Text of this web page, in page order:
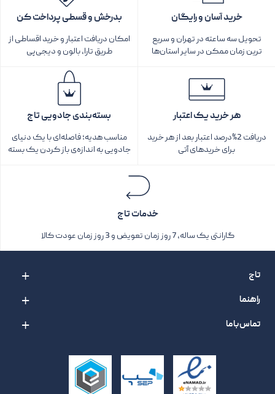
خرید آسان و رایگان
تحویل سه ساعته در تهران و سریع
ترین زمان ممکن در سایر استان‌ها
بدرخش و قسطی پرداخت کن
امکان دریافت اعتبار و خرید اقساطی از
طریق تارا، بالون و دیجی‌پی
هر خرید یک اعتبار
دریافت 2%درصد اعتبار بعد از هر خرید
برای خریدهای آتی
بسته‌بندی جادویی تاج
مناسب هدیه؛ فاصله‌ای با یک دنیای
جادویی به اندازه‌ی باز کردن یک بسته‌
خدمات تاج
گارانتی یک ساله، 7 روز زمان تعویض و 3 روز زمان عودت کالا
تاج
راهنما
تماس با ما